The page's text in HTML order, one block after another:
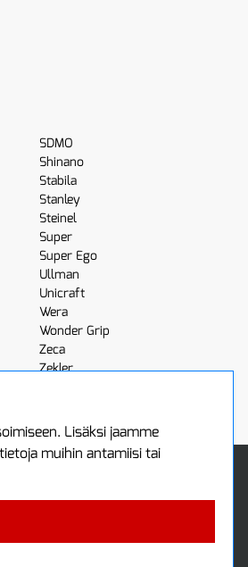
SDMO
Shinano
Stabila
Stanley
Steinel
Super
Super Ego
Ullman
Unicraft
Wera
Wonder Grip
Zeca
Zekler
uutiskirjeemme
Lisäksi jaamme
muihin antamiisi tai